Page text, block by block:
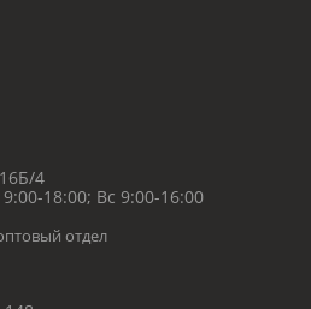
4
18:00; Вс 9:00-16:00
отдел